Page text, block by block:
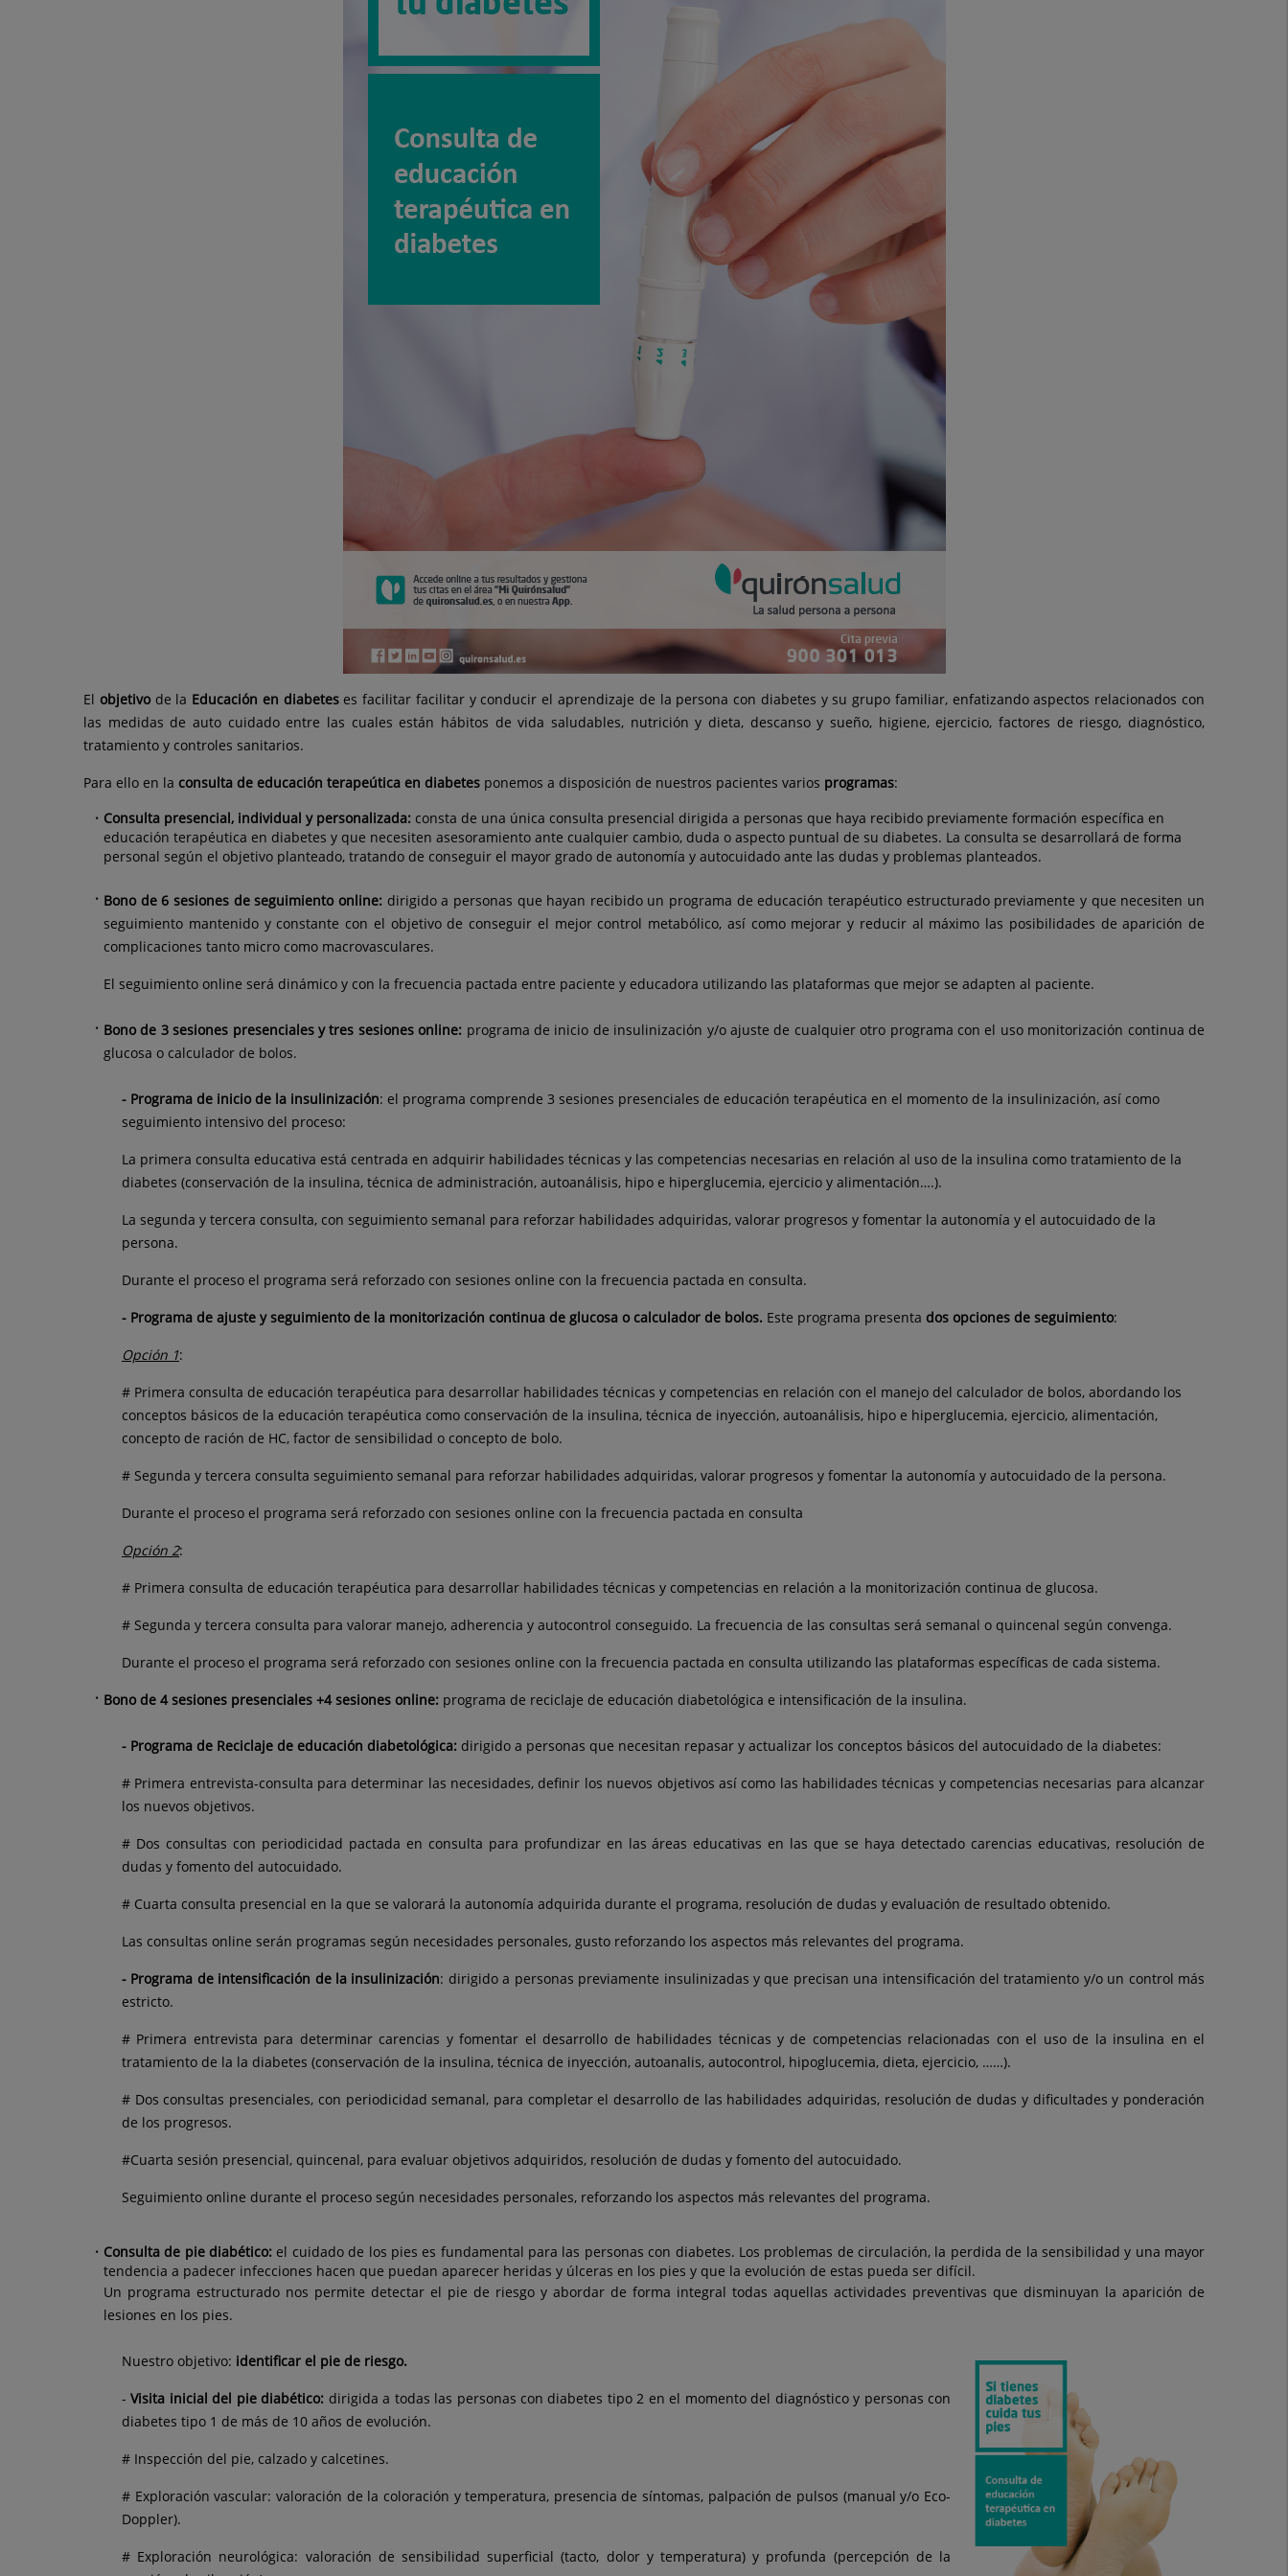
El objetivode la Educación en diabeteses facilitar facilitar y conducir el aprendizaje de la persona con diabetes y su grupo familiar, enfatizando aspectos relacionados con
las medidas de auto cuidado entre las cuales están hábitos de vida saludables, nutrición y dieta, descanso y sueño, higiene, ejercicio, factores de riesgo, diagnóstico,
tratamiento y controles sanitarios.
Para ello en la consulta de educación terapeútica en diabetes ponemos a disposición de nuestros pacientes varios programas:
Consulta presencial, individual y personalizada: consta de una única consulta presencial dirigida a personas que haya recibido previamente formación específica en
educación terapéutica en diabetes y que necesiten asesoramiento ante cualquier cambio, duda o aspecto puntual de su diabetes. La consulta se desarrollará de forma
personal según el objetivo planteado, tratando de conseguir el mayor grado de autonomía y autocuidado ante las dudas y problemas planteados.
Bono de 6 sesiones de seguimiento online: dirigido a personas que hayan recibido un programa de educación terapéutico estructurado previamente y que necesiten un
seguimiento mantenido y constante con el objetivo de conseguir el mejor control metabólico, así como mejorar y reducir al máximo las posibilidades de aparición de
complicaciones tanto micro como macrovasculares.
El seguimiento online será dinámico y con la frecuencia pactada entre paciente y educadora utilizando las plataformas que mejor se adapten al paciente.
Bono de 3 sesiones presenciales y tres sesiones online: programa de inicio de insulinización y/o ajuste de cualquier otro programa con el uso monitorización continua de
glucosa o calculador de bolos.
- Programa de inicio de la insulinización: el programa comprende 3 sesiones presenciales de educación terapéutica en el momento de la insulinización, así como
seguimiento intensivo del proceso:
La primera consulta educativa está centrada en adquirir habilidades técnicas y las competencias necesarias en relación al uso de la insulina como tratamiento de la
diabetes (conservación de la insulina, técnica de administración, autoanálisis, hipo e hiperglucemia, ejercicio y alimentación….).
La segunda y tercera consulta, con seguimiento semanal para reforzar habilidades adquiridas, valorar progresos y fomentar la autonomía y el autocuidado de la
persona.
Durante el proceso el programa será reforzado con sesiones online con la frecuencia pactada en consulta.
- Programa de ajuste y seguimiento de la monitorización continua de glucosa o calculador de bolos. Este programa presenta dos opciones de seguimiento:
Opción 1:
# Primera consulta de educación terapéutica para desarrollar habilidades técnicas y competencias en relación con el manejo del calculador de bolos, abordando los
conceptos básicos de la educación terapéutica como conservación de la insulina, técnica de inyección, autoanálisis, hipo e hiperglucemia, ejercicio, alimentación,
concepto de ración de HC, factor de sensibilidad o concepto de bolo.
# Segunda y tercera consulta seguimiento semanal para reforzar habilidades adquiridas, valorar progresos y fomentar la autonomía y autocuidado de la persona.
Durante el proceso el programa será reforzado con sesiones online con la frecuencia pactada en consulta
Opción 2:
# Primera consulta de educación terapéutica para desarrollar habilidades técnicas y competencias en relación a la monitorización continua de glucosa.
# Segunda y tercera consulta para valorar manejo, adherencia y autocontrol conseguido. La frecuencia de las consultas será semanal o quincenal según convenga.
Durante el proceso el programa será reforzado con sesiones online con la frecuencia pactada en consulta utilizando las plataformas específicas de cada sistema.
Bono de 4 sesiones presenciales +4 sesiones online: programa de reciclaje de educación diabetológica e intensificación de la insulina.
- Programa de Reciclaje de educación diabetológica: dirigido a personas que necesitan repasar y actualizar los conceptos básicos del autocuidado de la diabetes:
# Primera entrevista-consulta para determinar las necesidades, definir los nuevos objetivos así como las habilidades técnicas y competencias necesarias para alcanzar
los nuevos objetivos.
# Dos consultas con periodicidad pactada en consulta para profundizar en las áreas educativas en las que se haya detectado carencias educativas, resolución de
dudas y fomento del autocuidado.
# Cuarta consulta presencial en la que se valorará la autonomía adquirida durante el programa, resolución de dudas y evaluación de resultado obtenido.
Las consultas online serán programas según necesidades personales, gusto reforzando los aspectos más relevantes del programa.
- Programa de intensificación de la insulinización: dirigido a personas previamente insulinizadas y que precisan una intensificación del tratamiento y/o un control más
estricto.
# Primera entrevista para determinar carencias y fomentar el desarrollo de habilidades técnicas y de competencias relacionadas con el uso de la insulina en el
tratamiento de la la diabetes (conservación de la insulina, técnica de inyección, autoanalis, autocontrol, hipoglucemia, dieta, ejercicio, ……).
# Dos consultas presenciales, con periodicidad semanal, para completar el desarrollo de las habilidades adquiridas, resolución de dudas y dificultades y ponderación
de los progresos.
#Cuarta sesión presencial, quincenal, para evaluar objetivos adquiridos, resolución de dudas y fomento del autocuidado.
Seguimiento online durante el proceso según necesidades personales, reforzando los aspectos más relevantes del programa.
Consulta de pie diabético: el cuidado de los pies es fundamental para las personas con diabetes. Los problemas de circulación, la perdida de la sensibilidad y una mayor
tendencia a padecer infecciones hacen que puedan aparecer heridas y úlceras en los pies y que la evolución de estas pueda ser difícil.
Un programa estructurado nos permite detectar el pie de riesgo y abordar de forma integral todas aquellas actividades preventivas que disminuyan la aparición de
lesiones en los pies.
Nuestro objetivo: identificar el pie de riesgo.
-Visita inicial del pie diabético: dirigida a todas las personas con diabetes tipo 2 en el momento del diagnóstico y personas con
diabetes tipo 1 de más de 10 años de evolución.
# Inspección del pie, calzado y calcetines.
# Exploración vascular: valoración de la coloración y temperatura, presencia de síntomas, palpación de pulsos (manual y/o Eco-
Doppler).
# Exploración neurológica: valoración de sensibilidad superficial (tacto, dolor y temperatura) y profunda (percepción de la